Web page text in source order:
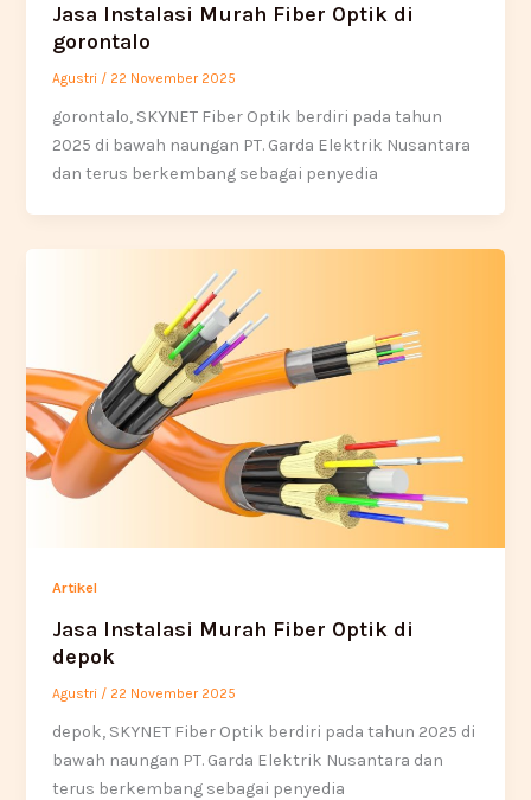
Jasa Instalasi Murah Fiber Optik di
gorontalo
Agustri / 22 November 2025
gorontalo, SKYNET Fiber Optik berdiri pada tahun
2025 di bawah naungan PT. Garda Elektrik Nusantara
dan terus berkembang sebagai penyedia
Artikel
Jasa Instalasi Murah Fiber Optik di
depok
Agustri / 22 November 2025
depok, SKYNET Fiber Optik berdiri pada tahun 2025 di
bawah naungan PT. Garda Elektrik Nusantara dan
terus berkembang sebagai penyedia